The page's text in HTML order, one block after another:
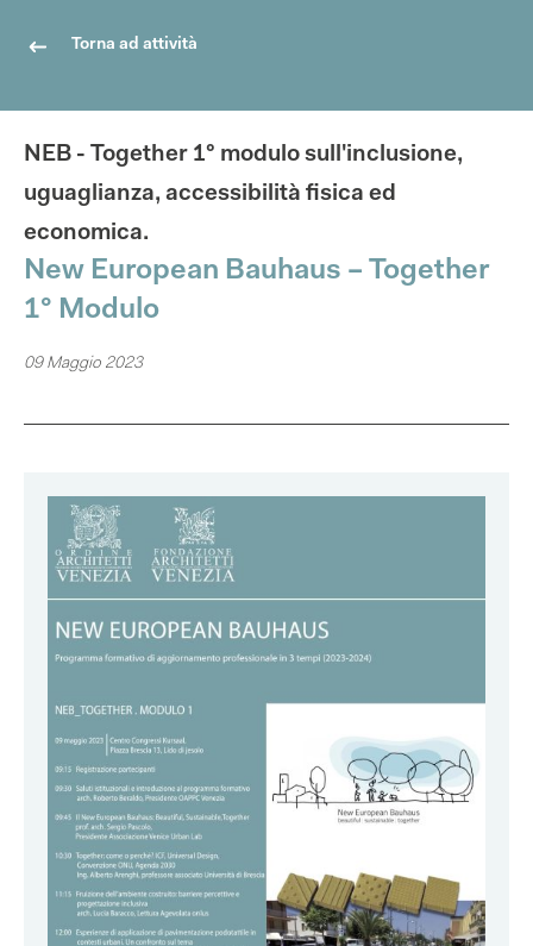
Torna ad attività
NEB - Together 1° modulo sull'inclusione,
uguaglianza, accessibilità fisica ed
economica.
New European Bauhaus – Together
1° Modulo
09 Maggio 2023